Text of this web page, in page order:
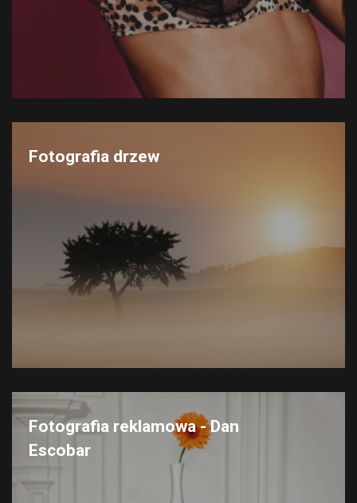
Fotografia drzew
Fotografia reklamowa - Dan
Escobar